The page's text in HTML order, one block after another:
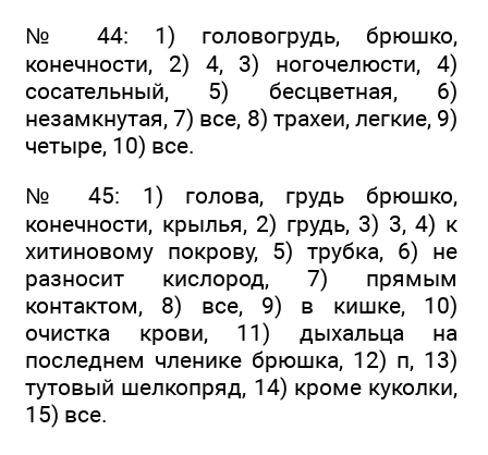
№ 44: 1) головогрудь, брюшко,
конечности, 2) 4, 3) ногочелюсти, 4)
сосательный, 5) бесцветная, 6)
незамкнутая, 7) все, 8) трахеи, легкие, 9)
четыре, 10) все.
№ 45: 1) голова, грудь брюшко,
конечности, крылья, 2) грудь, 3) 3, 4) к
хитиновому покрову, 5) трубка, 6) не
разносит кислород, 7) прямым
контактом, 8) все, 9) в кишке, 10)
очистка крови, 11) дыхальца на
последнем членике брюшка, 12) п, 13)
тутовый шелкопряд, 14) кроме куколки,
15) все.